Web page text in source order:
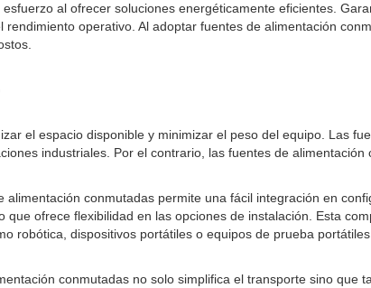
al ofrecer soluciones energéticamente eficientes.
operativo. Al adoptar fuentes de alimentación
el espacio disponible y minimizar el peso del equipo. Las
industriales. Por el contrario, las fuentes de
alimentación conmutadas permite una fácil integración en
que ofrece flexibilidad en las opciones de instalación. Esta
robótica, dispositivos portátiles o equipos de prueba
conmutadas no solo simplifica el transporte sino